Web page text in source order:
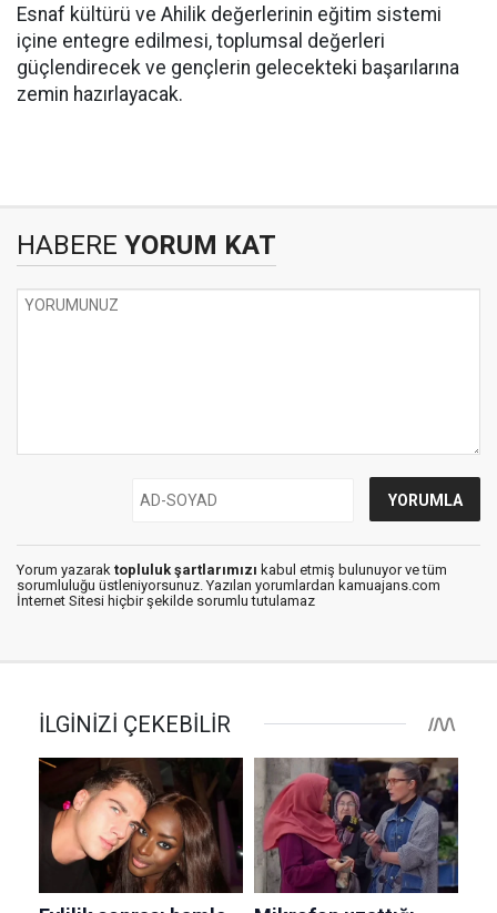
Esnaf kültürü ve Ahilik değerlerinin eğitim sistemi
içine entegre edilmesi, toplumsal değerleri
güçlendirecek ve gençlerin gelecekteki başarılarına
zemin hazırlayacak.
HABERE YORUM KAT
Yorum yazarak topluluk şartlarımızı kabul etmiş bulunuyor ve tüm
sorumluluğu üstleniyorsunuz. Yazılan yorumlardan kamuajans.com
İnternet Sitesi hiçbir şekilde sorumlu tutulamaz